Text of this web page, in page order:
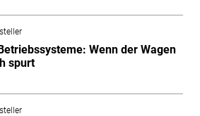
Wenn der Wagen
spurt